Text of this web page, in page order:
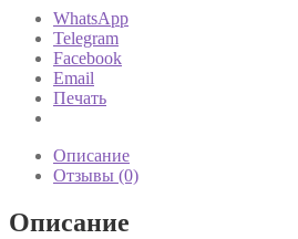
автодороги
WhatsApp
Telegram
Facebook
Email
Печать
Описание
Отзывы (0)
Описание